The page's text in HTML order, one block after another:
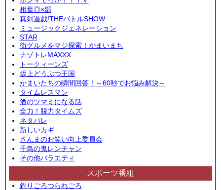
相葉◎×部
真剣遊戯!THEバトルSHOW
ミュージックジェネレーション
STAR
街グルメをマジ探索！かまいまち
ナゾトレMAXXX
トークィーンズ
坂上どうぶつ王国
かまいたちの瞬間回答！～60秒でお悩み解決～
タイムレスマン
酒のツマミになる話
全力！脱力タイムズ
ネタパレ
新しいカギ
さんまのお笑い向上委員会
千鳥の鬼レンチャン
その他バラエティ
スポーツ番組
釣りごろつられごろ